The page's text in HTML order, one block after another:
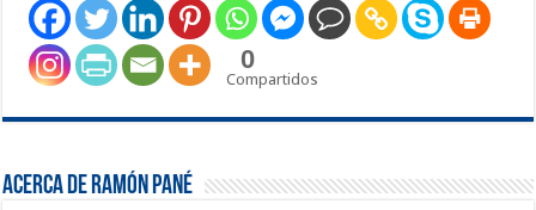
0
Compartidos
Acerca de Ramón Pané